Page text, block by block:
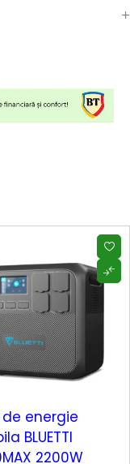
energie
BLUETTI
2200W